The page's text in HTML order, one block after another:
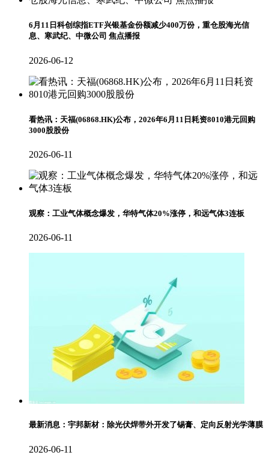
6月11日科创综指ETF兴银基金份额减少400万份，重仓股海光信
息、寒武纪、中微公司 焦点播报
2026-06-12
看热讯：天福(06868.HK)公布，2026年6月11日耗资8010港元回购
3000股股份
2026-06-11
观察：工业气体概念爆发，华特气体20%涨停，和远气体3连板
2026-06-11
最新消息：宇邦新材：除光伏焊带外开发了锡膏、定向反射光学薄膜
2026-06-11